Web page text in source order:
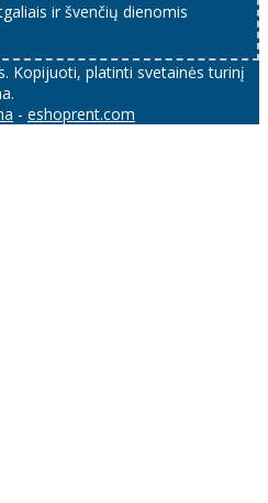
ir švenčių dienomis
Kopijuoti, platinti svetainės turinį
- eshoprent.com